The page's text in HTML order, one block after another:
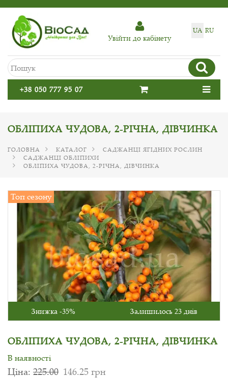
UA RU
Увiйти до кабiнету
+38 050 777 95 07
ОБЛІПИХА ЧУДОВА, 2-РІЧНА, ДІВЧИНКА
ГОЛОВНА КАТАЛОГ
САДЖАНЦІ ЯГІДНИХ РОСЛИН
САДЖАНЦІ ОБЛІПИХИ
ОБЛІПИХА ЧУДОВА, 2-РІЧНА, ДІВЧИНКА
Топ сезону
Знижка -35% Залишилось 23 днів
ОБЛІПИХА ЧУДОВА, 2-РІЧНА, ДІВЧИНКА
В наявності
Ціна: 225.00 146.25 грн